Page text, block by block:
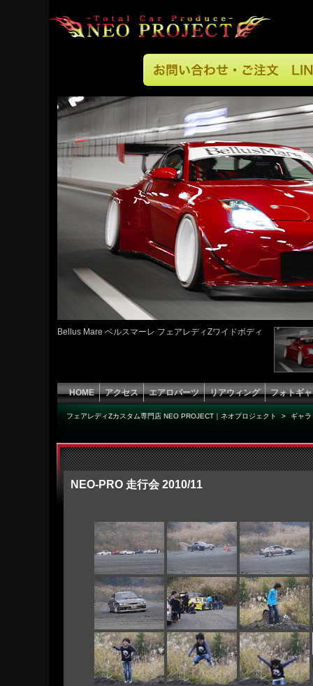
Bellus Mare ベルスマーレ フェアレディZワイドボディ
HOME アクセス エアロパーツ リアウィング フォトギ
フェアレディZカスタム専門店 NEO PROJECT｜ネオプロジェクト > ギャ
NEO-PRO 走行会 2010/11